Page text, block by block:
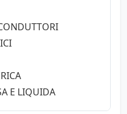
E LIQUIDA